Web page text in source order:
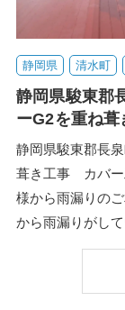
静岡県 清水町
静岡県駿東郡
ーG2を重ね
静岡県駿東郡長
葺き工事 カバー工法 施工前 現地調査
様から雨漏りの
から雨漏りがし
身で直そうとコ